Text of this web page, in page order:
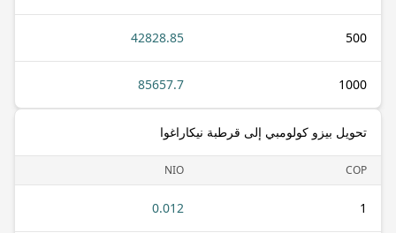
500
42828.85
1000
85657.7
تحويل بيزو كولومبي إلى قرطبة نيكاراغوا
COP
NIO
1
0.012